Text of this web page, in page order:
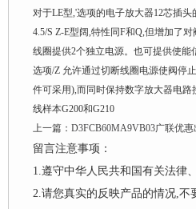
对于LE型,'选项的电子放大器12芯插头
4.5/S Z-E型阔,特性同F和Q,但增加了
线圈提供2个独立电源。也可提供使能
选项/Z 允许通过切断线圈电源使阀停
件可采用),而同时保持数字放大器电
线样本G200和G210
上一篇： D3FCB60MA9VB03广联优
留言注意事项：
1.遵守中华人民共和国有关法律
2.请您真实的反映产品的情况,